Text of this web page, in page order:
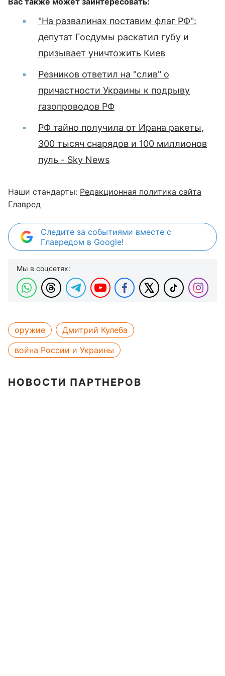
"На развалинах поставим флаг РФ":
депутат Госдумы раскатил губу и
призывает уничтожить Киев
Резников ответил на "слив" о
причастности Украины к подрыву
газопроводов РФ
РФ тайно получила от Ирана ракеты,
300 тысяч снарядов и 100 миллионов
пуль - Sky News
Наши стандарты: Редакционная политика сайта
Главред
Следите за событиями вместе с
Главредом в Google!
Мы в соцсетях:
оружие
Дмитрий Кулеба
война России и Украины
НОВОСТИ ПАРТНЕРОВ